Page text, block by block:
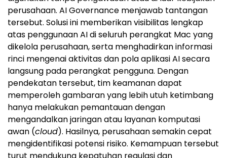
perusahaan. AI Governance menjawab tantangan
tersebut. Solusi ini memberikan visibilitas lengkap
atas penggunaan AI di seluruh perangkat Mac yang
dikelola perusahaan, serta menghadirkan informasi
rinci mengenai aktivitas dan pola aplikasi AI secara
langsung pada perangkat pengguna. Dengan
pendekatan tersebut, tim keamanan dapat
memperoleh gambaran yang lebih utuh ketimbang
hanya melakukan pemantauan dengan
mengandalkan jaringan atau layanan komputasi
awan (cloud). Hasilnya, perusahaan semakin cepat
mengidentifikasi potensi risiko. Kemampuan tersebut